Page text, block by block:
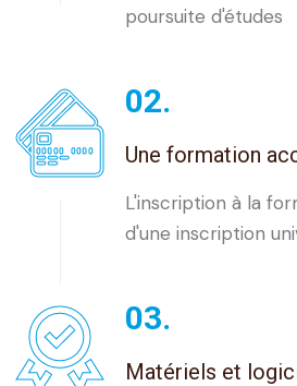
poursuite d'études
02.
Une formation
L'inscription à la
d'une inscription
03.
Matériels et